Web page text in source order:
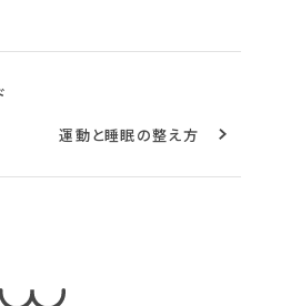
運動と睡眠の整え方